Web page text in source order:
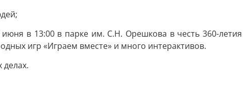
в 13:00 в парке им. С.Н. Орешкова в честь 360-летия
игр «Играем вместе» и много интерактивов.
делах.